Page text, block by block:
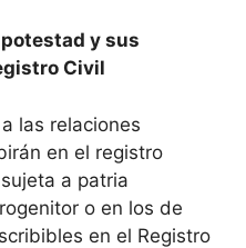
y sus
Civil
las relaciones
en el registro
a patria
o en los de
en el Registro